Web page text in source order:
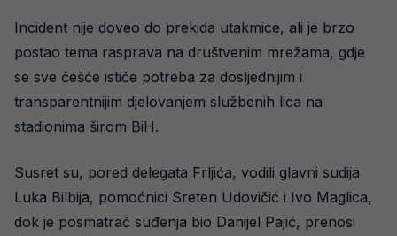
Incident nije doveo do prekida utakmice, ali je brzo
postao tema rasprava na društvenim mrežama, gdje
se sve češće ističe potreba za dosljednijim i
transparentnijim djelovanjem službenih lica na
stadionima širom BiH.
Susret su, pored delegata Frljića, vodili glavni sudija
Luka Bilbija, pomoćnici Sreten Udovičić i Ivo Maglica,
dok je posmatrač suđenja bio Danijel Pajić, prenosi